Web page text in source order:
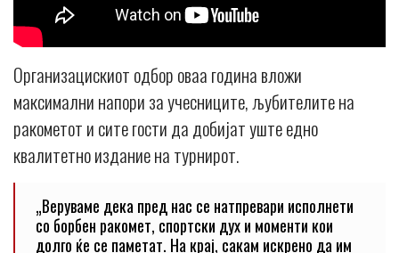
Организацискиот одбор оваа година вложи
максимални напори за учесниците, љубителите на
ракометот и сите гости да добијат уште едно
квалитетно издание на турнирот.
„Веруваме дека пред нас се натпревари исполнети
со борбен ракомет, спортски дух и моменти кои
долго ќе се паметат. На крај, сакам искрено да им